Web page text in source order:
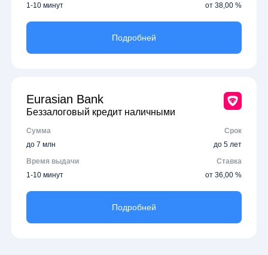
1-10 минут
от 38,00 %
Подробней
Eurasian Bank
Беззалоговый кредит наличными
Сумма
Срок
до 7 млн
до 5 лет
Время выдачи
Ставка
1-10 минут
от 36,00 %
Подробней